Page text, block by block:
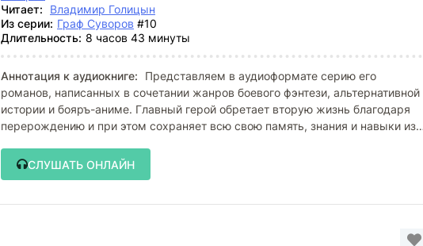
Читает:
Владимир Голицын
Из серии: Граф Суворов #10
Длительность: 8 часов 43 минуты
Аннотация к аудиокниге:
Представляем в аудиоформате серию его
романов, написанных в сочетании жанров боевого фэнтези, альтернативной
истории и бояръ-аниме. Главный герой обретает вторую жизнь благодаря
перерождению и при этом сохраняет всю свою память, знания и навыки из
СЛУШАТЬ ОНЛАЙН